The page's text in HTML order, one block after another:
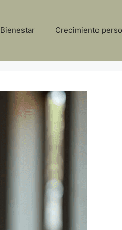
Bienestar Crecimiento